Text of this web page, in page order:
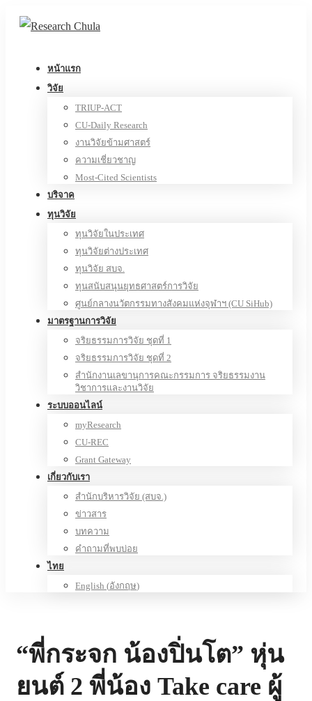
หน้าแรก
วิจัย
TRIUP-ACT
CU-Daily Research
งานวิจัยข้ามศาสตร์
ความเชี่ยวชาญ
Most-Cited Scientists
บริจาค
ทุนวิจัย
ทุนวิจัยในประเทศ
ทุนวิจัยต่างประเทศ
ทุนวิจัย สบจ.
ทุนสนับสนุนยุทธศาสตร์การวิจัย
ศูนย์กลางนวัตกรรมทางสังคมแห่งจุฬาฯ (CU SiHub)
มาตรฐานการวิจัย
จริยธรรมการวิจัย ชุดที่ 1
จริยธรรมการวิจัย ชุดที่ 2
สำนักงานเลขานุการคณะกรรมการ จริยธรรมงาน
วิชาการและงานวิจัย
ระบบออนไลน์
myResearch
CU-REC
Grant Gateway
เกี่ยวกับเรา
สำนักบริหารวิจัย (สบจ.)
ข่าวสาร
บทความ
คำถามที่พบบ่อย
ไทย
English (อังกฤษ)
“พี่กระจก น้องปิ่นโต” หุ่น
ยนต์ 2 พี่น้อง Take care ผู้